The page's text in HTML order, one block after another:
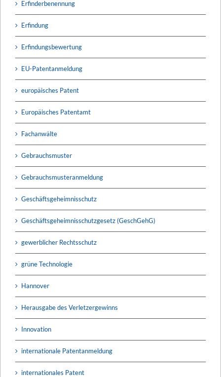
Erfinderbenennung
Erfindung
Erfindungsbewertung
EU-Patentanmeldung
europäisches Patent
Europäisches Patentamt
Fachanwälte
Gebrauchsmuster
Gebrauchsmusteranmeldung
Geschäftsgeheimnisschutz
Geschäftsgeheimnisschutzgesetz (GeschGehG)
gewerblicher Rechtsschutz
grüne Technologie
Hannover
Herausgabe des Verletzergewinns
Innovation
internationale Patentanmeldung
internationales Patent